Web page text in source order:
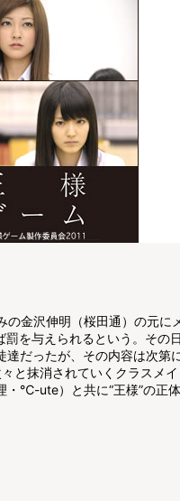
金沢伸明（桜田通）の元に
を与えられるという。その
だったが、その内容は次第
と抹消されていくクラスメ
℃-ute）と共に“王様”の正